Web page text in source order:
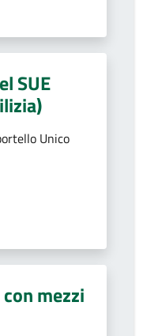
SUE
Unico
mezzi